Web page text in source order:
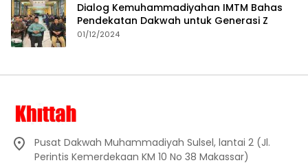
Dialog Kemuhammadiyahan IMTM Bahas
Pendekatan Dakwah untuk Generasi Z
01/12/2024
Pusat Dakwah Muhammadiyah Sulsel, lantai 2 (Jl.
Perintis Kemerdekaan KM 10 No 38 Makassar)